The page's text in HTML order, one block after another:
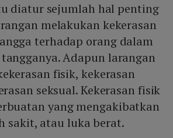
diatur sejumlah hal penting
melakukan kekerasan
terhadap orang dalam
Adapun larangan
fisik, kekerasan
seksual. Kekerasan fisik
yang mengakibatkan
sakit, atau luka berat.